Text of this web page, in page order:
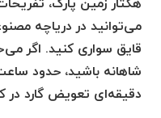
می‌توانید در دریاچه
قایق سواری کنید. اگر
دقیقه‌ای تعویض گارد در